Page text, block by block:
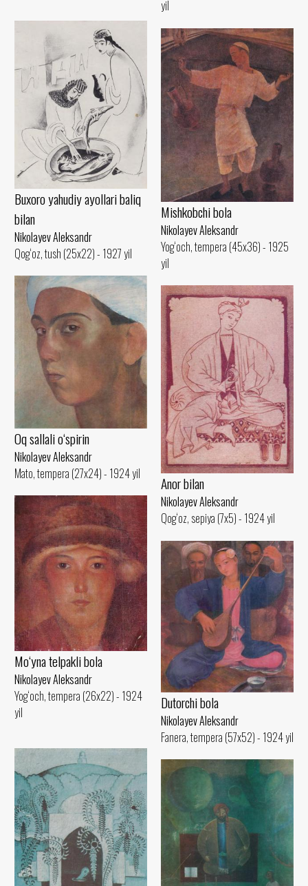
yil
Buxoro yahudiy ayollari baliq
bilan
Nikolayev Aleksandr
Qog‘oz, tush (25x22) - 1927 yil
Mishkobchi bola
Nikolayev Aleksandr
Yog‘och, tempera (45x36) - 1925
yil
Oq sallali o‘spirin
Nikolayev Aleksandr
Mato, tempera (27x24) - 1924 yil
Anor bilan
Nikolayev Aleksandr
Qog‘oz, sepiya (7x5) - 1924 yil
Mo‘yna telpakli bola
Nikolayev Aleksandr
Yog‘och, tempera (26x22) - 1924
yil
Dutorchi bola
Nikolayev Aleksandr
Fanera, tempera (57x52) - 1924 yil